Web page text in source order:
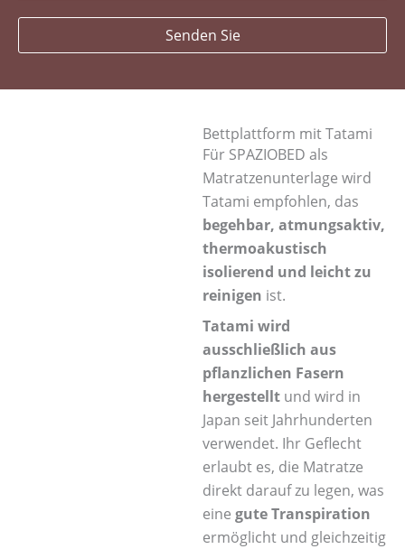
Senden Sie
Bettplattform mit Tatami
Für SPAZIOBED als
Matratzenunterlage wird
Tatami empfohlen, das
begehbar, atmungsaktiv,
thermoakustisch
isolierend und leicht zu
reinigen ist.
Tatami wird
ausschließlich aus
pflanzlichen Fasern
hergestellt und wird in
Japan seit Jahrhunderten
verwendet. Ihr Geflecht
erlaubt es, die Matratze
direkt darauf zu legen, was
eine gute Transpiration
ermöglicht und gleichzeitig